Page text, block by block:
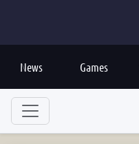
News Games